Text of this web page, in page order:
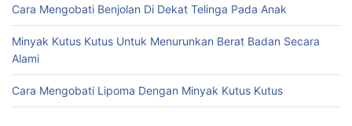
Cara Mengobati Benjolan Di Dekat Telinga Pada Anak
Minyak Kutus Kutus Untuk Menurunkan Berat Badan Secara
Alami
Cara Mengobati Lipoma Dengan Minyak Kutus Kutus